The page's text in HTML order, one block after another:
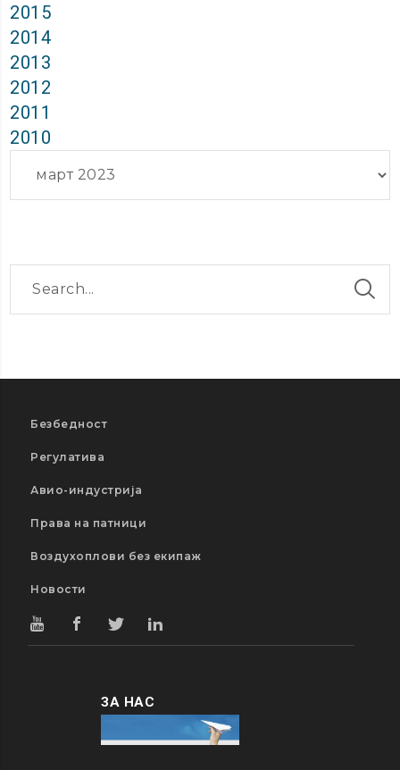
2015
2014
2013
2012
2011
2010
Безбедност
Регулатива
Авио-индустрија
Права на патници
Воздухоплови без екипаж
Новости
ЗА НАС